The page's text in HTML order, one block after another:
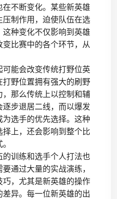
不断变化。某些新英雄
制作用，迫使队伍在选
种变化不仅影响到英雄
比赛中的各个环节，从
能会改变传统打野位英
野位置拥有强大的刷野
那么传统上以控制和辅
步退居二线，而以爆发
选手的优先选择。这种
上，还会影响到整个比
训练和选手个人打法也
通过大量的实战演练，
，尤其是新英雄的操作
异。每一位新英雄的出